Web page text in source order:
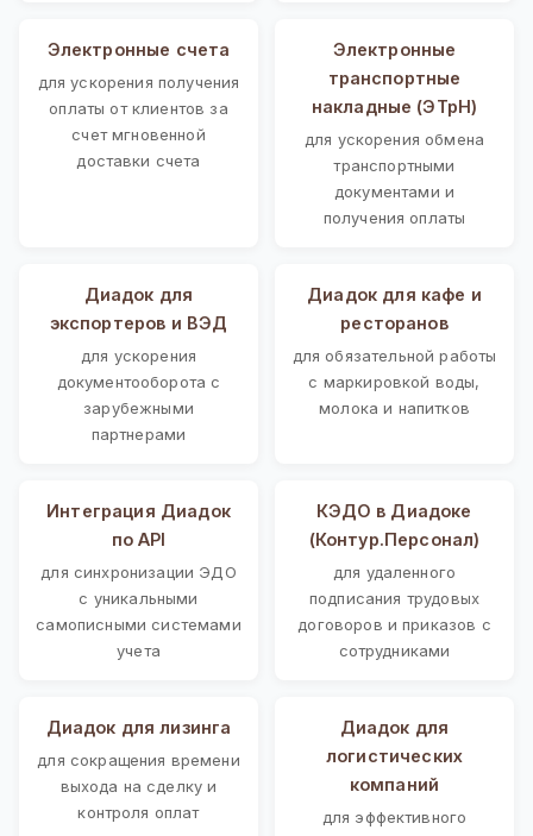
Электронные счета
для ускорения получения
оплаты от клиентов за
счет мгновенной
доставки счета
Электронные
транспортные
накладные (ЭТрН)
для ускорения обмена
транспортными
документами и
получения оплаты
Диадок для
экспортеров и ВЭД
для ускорения
документооборота с
зарубежными
партнерами
Диадок для кафе и
ресторанов
для обязательной работы
с маркировкой воды,
молока и напитков
Интеграция Диадок
по API
для синхронизации ЭДО
с уникальными
самописными системами
учета
КЭДО в Диадоке
(Контур.Персонал)
для удаленного
подписания трудовых
договоров и приказов с
сотрудниками
Диадок для лизинга
для сокращения времени
выхода на сделку и
контроля оплат
Диадок для
логистических
компаний
для эффективного